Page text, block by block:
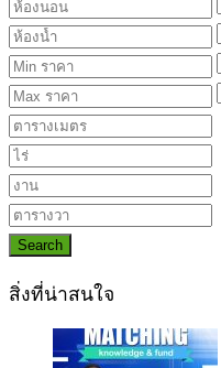
Search
สิ่งที่น่าสนใจ